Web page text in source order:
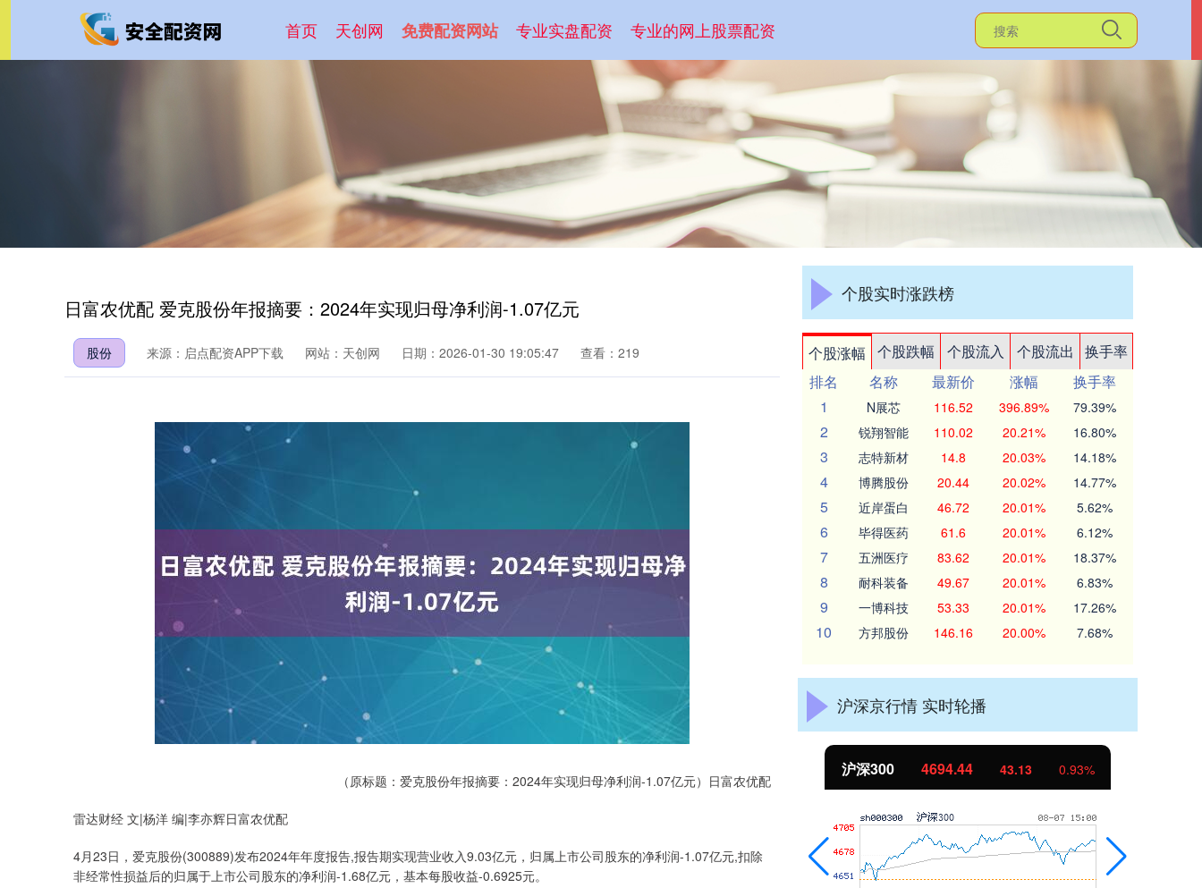
首页 天创网 免费配资网站 专业实盘配资 专业的网上股票配资
日富农优配 爱克股份年报摘要：2024年实现归母净利润-1.07亿元
股份 来源：启点配资APP下载 网站：天创网 日期：2026-01-30 19:05:47 查看：219
（原标题：爱克股份年报摘要：2024年实现归母净利润-1.07亿元）日富农优配
雷达财经 文|杨洋 编|李亦辉日富农优配
4月23日，爱克股份(300889)发布2024年年度报告,报告期实现营业收入9.03亿元，归属上市公司股东的净利润-1.07亿元,扣除
非经常性损益后的归属于上市公司股东的净利润-1.68亿元，基本每股收益-0.6925元。
个股实时涨跌榜
个股涨幅 个股跌幅 个股流入 个股流出
换手率
排名
名称 最新价 涨幅
换手率
1
N展芯 116.52 396.89% 79.39%
2 锐翔智能 110.02 20.21% 16.80%
3 志特新材 14.8 20.03% 14.18%
4 博腾股份 20.44 20.02% 14.77%
5 近岸蛋白 46.72 20.01% 5.62%
6 毕得医药 61.6 20.01% 6.12%
7 五洲医疗 83.62 20.01% 18.37%
8 耐科装备 49.67 20.01% 6.83%
9 一博科技 53.33 20.01% 17.26%
10 方邦股份 146.16 20.00% 7.68%
沪深京行情 实时轮播
北证50 1134.24 11.37 1.01%